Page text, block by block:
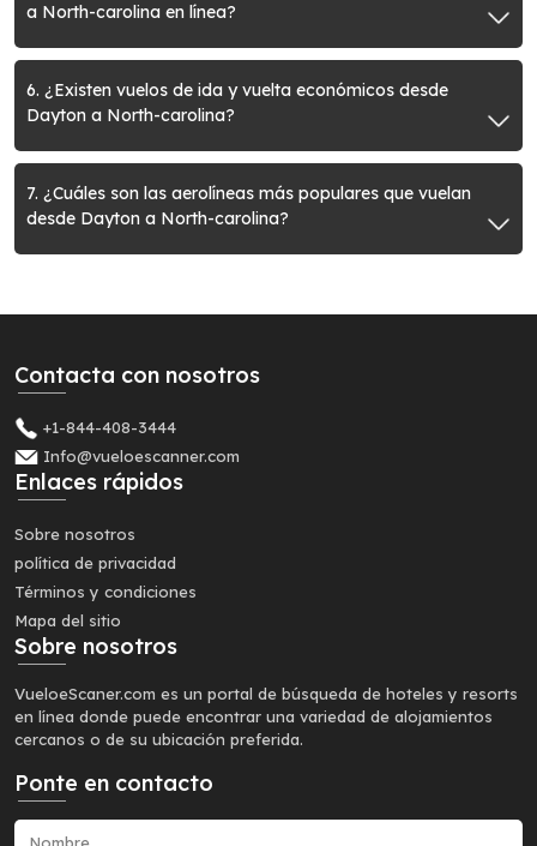
a North-carolina en línea?
6. ¿Existen vuelos de ida y vuelta económicos desde
Dayton a North-carolina?
7. ¿Cuáles son las aerolíneas más populares que vuelan
desde Dayton a North-carolina?
Contacta con nosotros
+1-844-408-3444
Info@vueloescanner.com
Enlaces rápidos
Sobre nosotros
política de privacidad
Términos y condiciones
Mapa del sitio
Sobre nosotros
VueloeScaner.com es un portal de búsqueda de hoteles y resorts
en línea donde puede encontrar una variedad de alojamientos
cercanos o de su ubicación preferida.
Ponte en contacto